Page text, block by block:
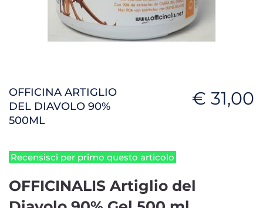
OFFICINA ARTIGLIO
DEL DIAVOLO 90%
500ML
€ 31,00
Recensisci per primo questo articolo
OFFICINALIS Artiglio del